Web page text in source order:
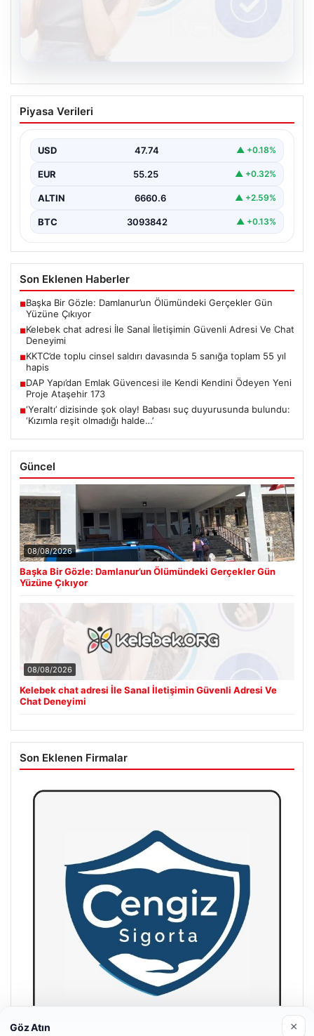
Kelebek chat adresi İle Sanal İletişimin
Güvenli Adresi Ve Chat Deneyimi
kurması ciddi bir değer barındırmaktadır. Günümüzde
birçok…
Piyasa Verileri
USD 47.74 ▲ +0.18%
EUR 55.25 ▲ +0.32%
ALTIN 6660.6 ▲ +2.59%
BTC 3093842 ▲ +0.13%
Son Eklenen Haberler
■Başka Bir Gözle: Damlanur’un Ölümündeki Gerçekler Gün
Yüzüne Çıkıyor
■Kelebek chat adresi İle Sanal İletişimin Güvenli Adresi Ve Chat
Deneyimi
■KKTC’de toplu cinsel saldırı davasında 5 sanığa toplam 55 yıl
hapis
■DAP Yapı’dan Emlak Güvencesi ile Kendi Kendini Ödeyen Yeni
Proje Ataşehir 173
■‘Yeraltı’ dizisinde şok olay! Babası suç duyurusunda bulundu:
‘Kızımla reşit olmadığı halde…’
Güncel
08/08/2026
Başka Bir Gözle: Damlanur’un Ölümündeki Gerçekler Gün
Yüzüne Çıkıyor
08/08/2026
Kelebek chat adresi İle Sanal İletişimin Güvenli Adresi Ve
Chat Deneyimi
Son Eklenen Firmalar
Göz Atın ×